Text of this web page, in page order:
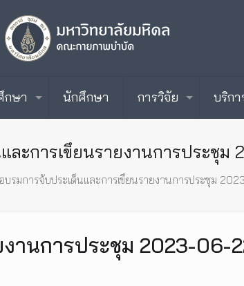
กษา นักศึกษา การวิจัย บริกา
ละการเขึยนรายงานการประชุม
อบรมการจับประเด็นและการเขึยนรายงานการประชุม
านการประชุม 2023-06-